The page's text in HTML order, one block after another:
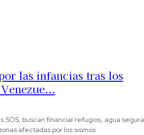
las infancias tras los
SOS, buscan financiar refugios, agua segura
afectadas por los sismos